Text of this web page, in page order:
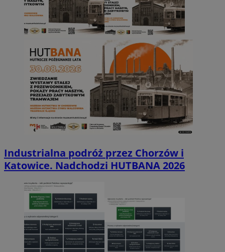
Industrialna podróż przez Chorzów i
Katowice. Nadchodzi HUTBANA 2026